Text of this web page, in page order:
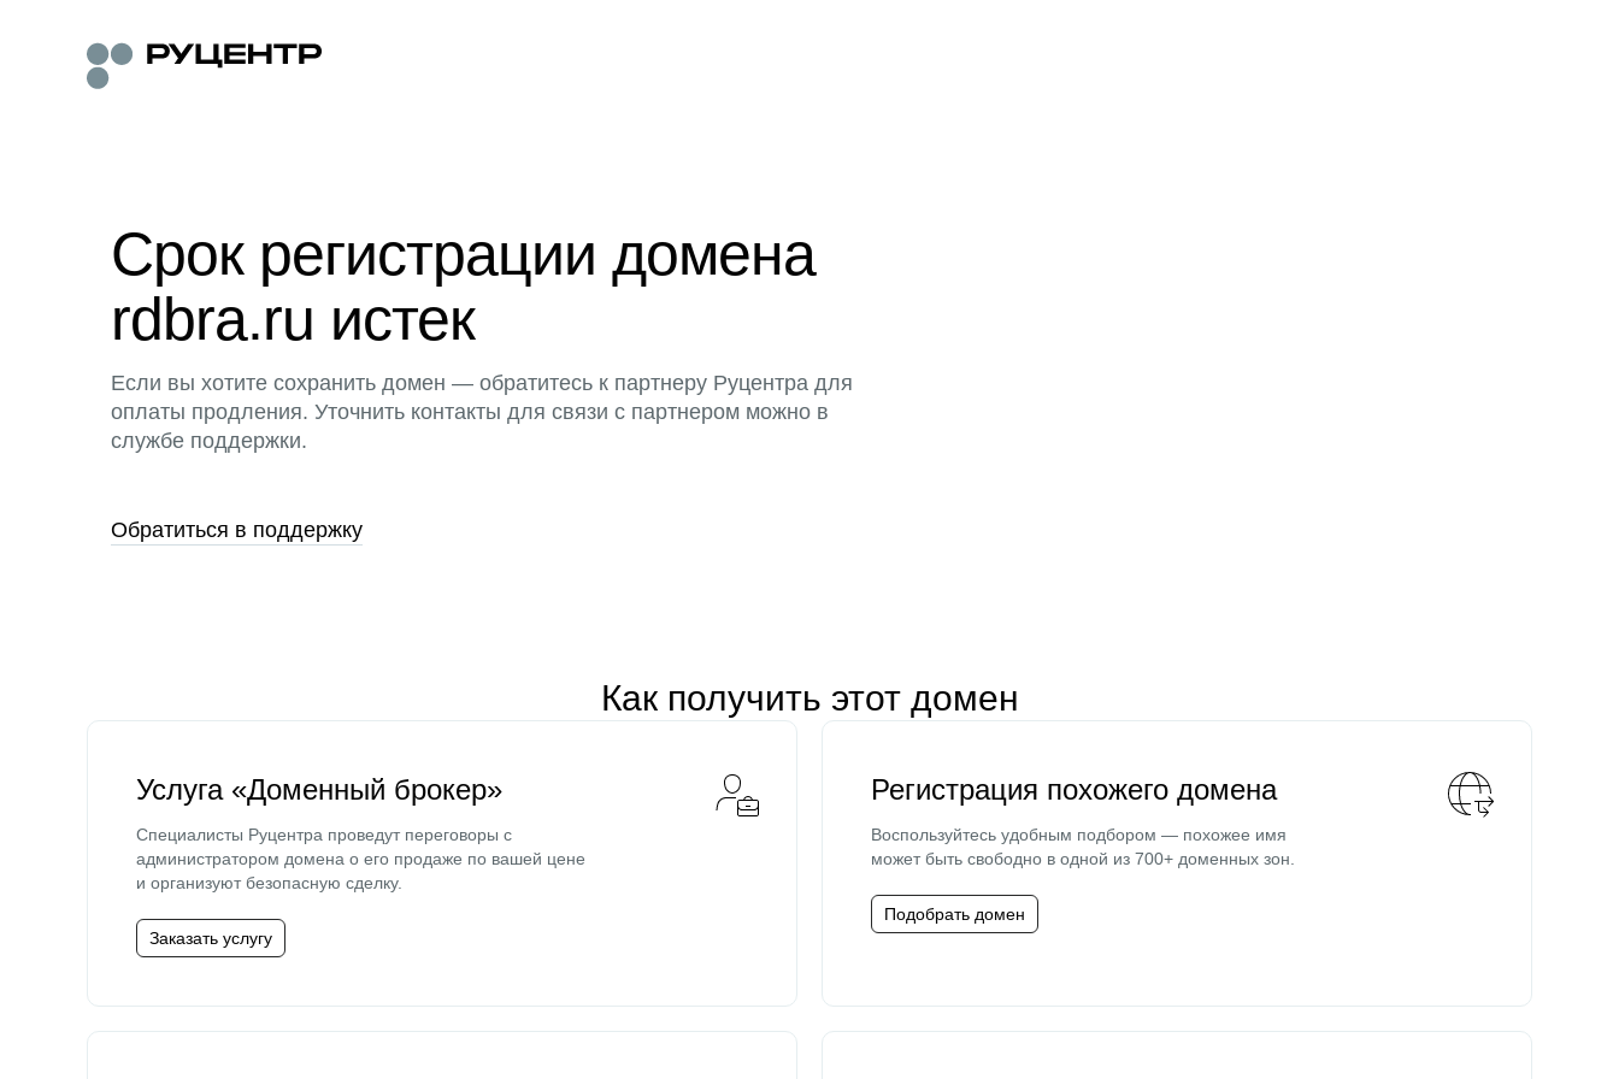
Срок регистрации домена
rdbra.ru истек
Если вы хотите сохранить домен — обратитесь к партнеру Руцентра для
оплаты продления. Уточнить контакты для связи с партнером можно в
службе поддержки.
Обратиться в поддержку
Как получить этот домен
Услуга «Доменный брокер»
Специалисты Руцентра проведут переговоры с
администратором домена о его продаже по вашей цене
и организуют безопасную сделку.
Заказать услугу
Регистрация похожего домена
Воспользуйтесь удобным подбором — похожее имя
может быть свободно в одной из 700+ доменных зон.
Подобрать домен